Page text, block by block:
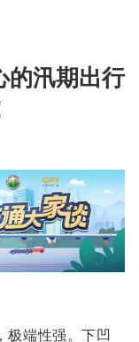
的汛期出行
极端性强。下凹